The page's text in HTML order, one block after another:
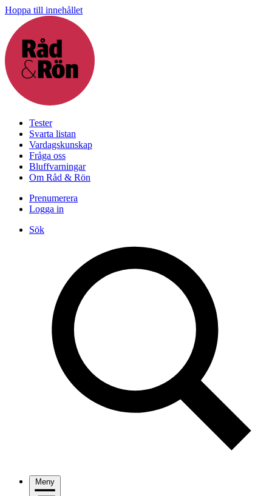
Hoppa till innehållet
Tester
Svarta listan
Vardagskunskap
Fråga oss
Bluffvarningar
Om Råd & Rön
Prenumerera
Logga in
Sök
Meny